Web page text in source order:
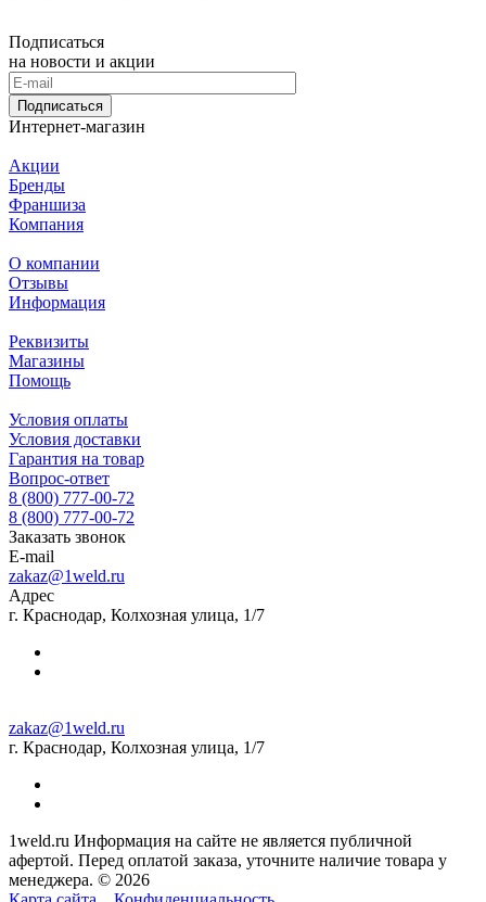
Подписаться
на новости и акции
Подписаться
Интернет-магазин
Акции
Бренды
Франшиза
Компания
О компании
Отзывы
Информация
Реквизиты
Магазины
Помощь
Условия оплаты
Условия доставки
Гарантия на товар
Вопрос-ответ
8 (800) 777-00-72
8 (800) 777-00-72
Заказать звонок
E-mail
zakaz@1weld.ru
Адрес
г. Краснодар, Колхозная улица, 1/7
zakaz@1weld.ru
г. Краснодар, Колхозная улица, 1/7
1weld.ru Информация на сайте не является публичной
афертой. Перед оплатой заказа, уточните наличие товара у
менеджера. © 2026